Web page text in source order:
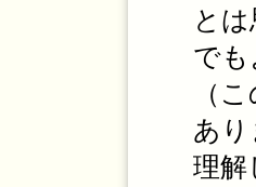
と
で
（
あ
理解